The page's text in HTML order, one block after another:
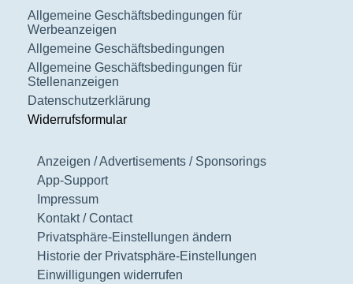
Allgemeine Geschäftsbedingungen für
Werbeanzeigen
Allgemeine Geschäftsbedingungen
Allgemeine Geschäftsbedingungen für
Stellenanzeigen
Datenschutzerklärung
Widerrufsformular
Anzeigen / Advertisements / Sponsorings
App-Support
Impressum
Kontakt / Contact
Privatsphäre-Einstellungen ändern
Historie der Privatsphäre-Einstellungen
Einwilligungen widerrufen